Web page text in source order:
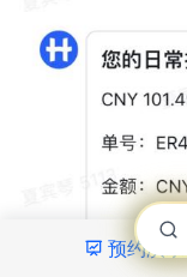
预约演示